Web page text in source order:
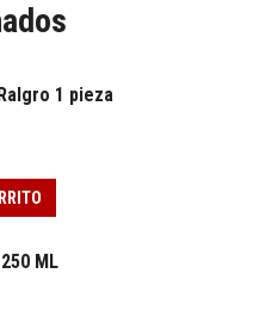
1 pieza
ML